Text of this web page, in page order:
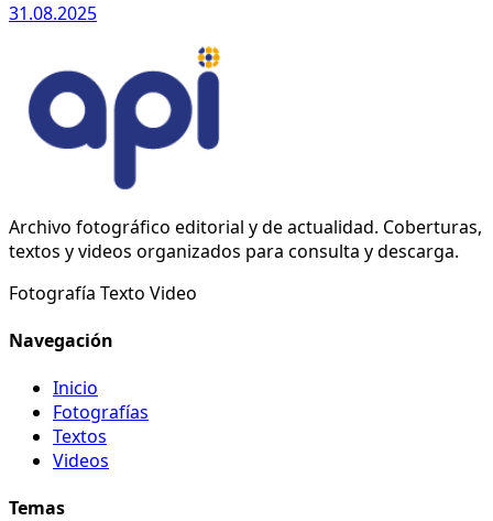
31.08.2025
Archivo fotográfico editorial y de actualidad. Coberturas,
textos y videos organizados para consulta y descarga.
Fotografía Texto Video
Navegación
Inicio
Fotografías
Textos
Videos
Temas